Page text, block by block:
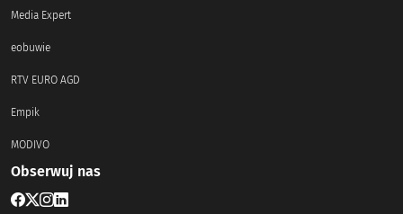
Media Expert
eobuwie
RTV EURO AGD
Empik
MODIVO
Obserwuj nas